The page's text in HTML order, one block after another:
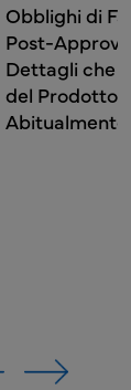
Obblighi di
Post-
Dettagli che i
del Prodotto
Abitualmente